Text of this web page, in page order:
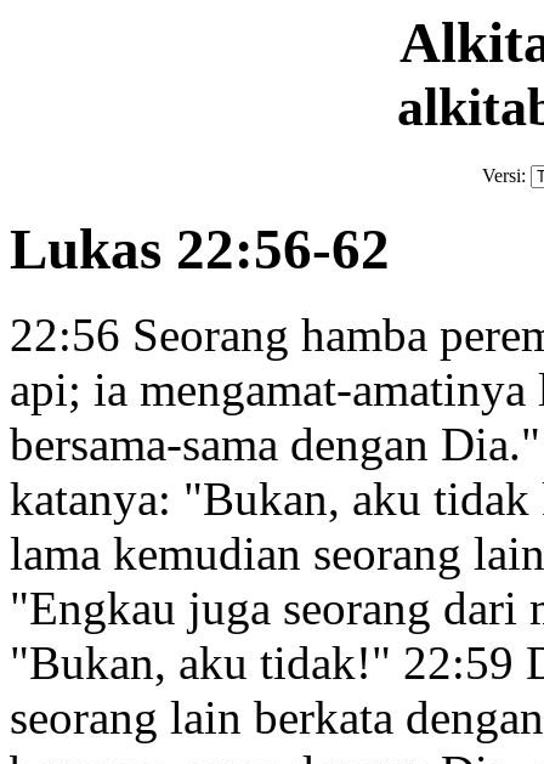
Versi:
Lukas 22:56-62
22:56 Seorang hamba
api; ia mengamat-
bersama-sama dengan
katanya: "Bukan, aku
lama kemudian seorang
"Engkau juga seorang dari
"Bukan, aku tidak!" 22:59
seorang lain berkata